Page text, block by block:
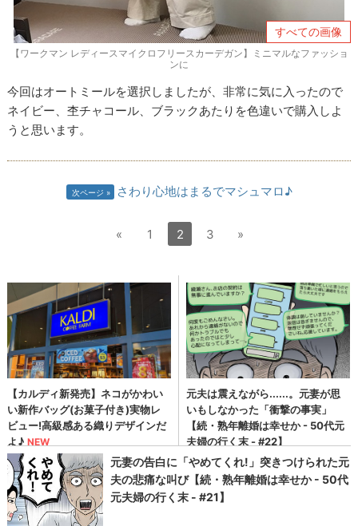
すべての画像
【ワークマン レディースマイクロフリースカーデガン】ミニマルなファッショ
ンに
今回はオートミールを選択しましたが、非常に気に入ったので
ネイビー、杢チャコール、ブラックあたりを色違いで購入しよ
うと思います。
次ページ さわり心地はまるでマシュマロ♪
« 1 2 3 »